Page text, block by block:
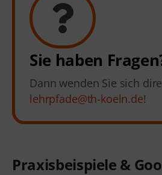
Sie haben
Dann wenden Sie sich
lehrpfade@th-koeln.de!
Praxisbeispiele &